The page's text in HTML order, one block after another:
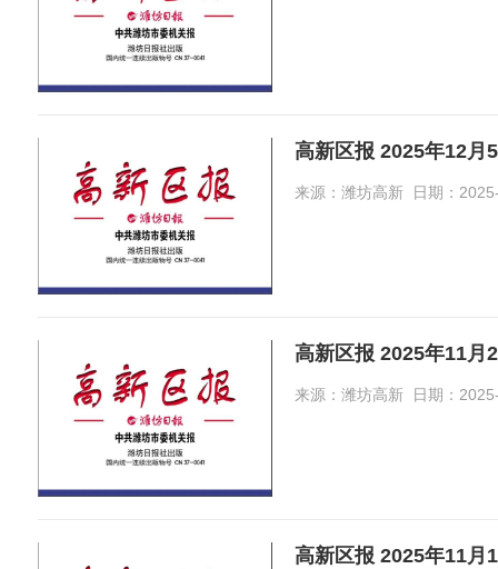
高新区报 2025年12月
来源：潍坊高新 日期：
高新区报 2025年11月
来源：潍坊高新 日期：
高新区报 2025年11月